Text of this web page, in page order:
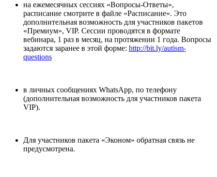
на ежемесячных сессиях «Вопросы-Ответы»,
расписание смотрите в файле «Расписание». Это
дополнительная возможность для участников пакетов
«Премиум», VIP. Сессии проводятся в формате
вебинара, 1 раз в месяц, на протяжении 1 года. Вопросы
задаются заранее в этой форме: http://bit.ly/autism-
questions
в личных сообщениях WhatsApp, по телефону
(дополнительная возможность для участников пакета
VIP).
Для участников пакета «Эконом» обратная связь не
предусмотрена.